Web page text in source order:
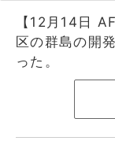
【12月14日
区の群島の開
った。